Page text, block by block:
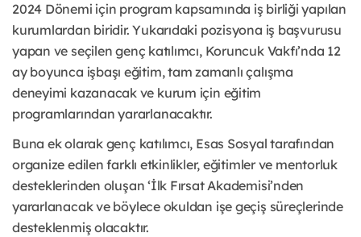
2024 Dönemi için program kapsamında iş birliği yapılan
kurumlardan biridir. Yukarıdaki pozisyona iş başvurusu
yapan ve seçilen genç katılımcı, Koruncuk Vakfı’nda 12
ay boyunca işbaşı eğitim, tam zamanlı çalışma
deneyimi kazanacak ve kurum için eğitim
programlarından yararlanacaktır.
Buna ek olarak genç katılımcı, Esas Sosyal tarafından
organize edilen farklı etkinlikler, eğitimler ve mentorluk
desteklerinden oluşan ‘İlk Fırsat Akademisi’nden
yararlanacak ve böylece okuldan işe geçiş süreçlerinde
desteklenmiş olacaktır.